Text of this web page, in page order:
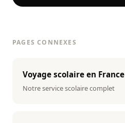
PAGES CONNEXES
Voyage scolaire en France
Notre service scolaire complet